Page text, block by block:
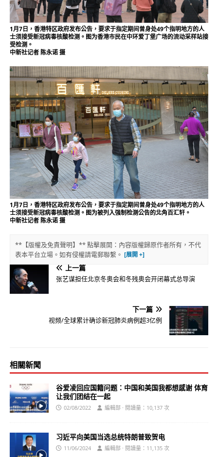
1月7日，香港特区政府发布公告，要求于指定期间曾身处49个指明地方的人
士须接受新冠病毒核酸检测。图为香港市民在中环爱丁堡广场的流动采样站接
受检测。
中新社记者 陈永诺 摄
1月7日，香港特区政府发布公告，要求于指定期间曾身处49个指明地方的人
士须接受新冠病毒核酸检测。图为被列入强制检测公告的北角百汇轩。
中新社记者 陈永诺 摄
**【版權及免責聲明】** 點擊展開：內容版權歸原作者所有，不代
表本平台立場。如有侵權請電郵聯繫。
上一篇
张艺谋担任北京冬奥会和冬残奥会开闭幕式总导演
下一篇
视频/全球累计确诊新冠肺炎病例超3亿例
相關新聞
谷爱凌回应国籍问题：中国和美国我都想感谢 体育
让我们团结在一起
02/08/2022 編輯部 · 閱讀量：10,137 次
习近平向美国当选总统特朗普致贺电
11/06/2024 編輯部 · 閱讀量：11,135 次